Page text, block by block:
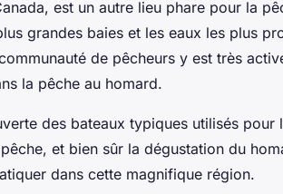
est un autre lieu phare pour la
grandes baies et les eaux les plus
de pêcheurs y est très
la pêche au homard.
des bateaux typiques utilisés pour
et bien sûr la dégustation du
dans cette magnifique région.